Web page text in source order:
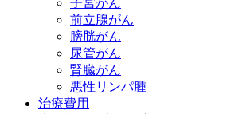
前立腺がん
膀胱がん
尿管がん
腎臓がん
悪性リンパ腫
治療費用